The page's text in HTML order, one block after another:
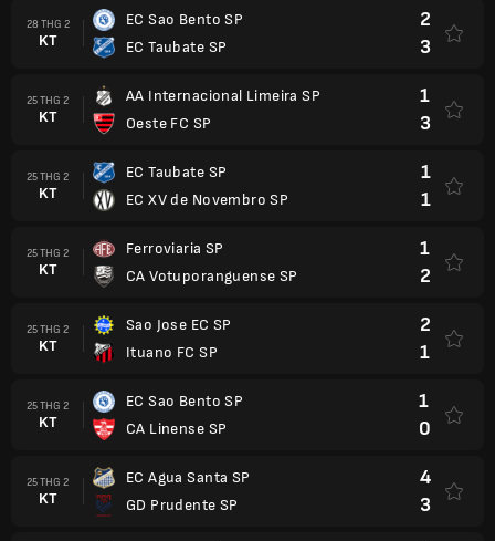
28 THG 2
KT
EC Sao Bento SP
EC Taubate SP
2
3
25 THG 2
KT
AA Internacional Limeira SP
Oeste FC SP
1
3
25 THG 2
KT
EC Taubate SP
EC XV de Novembro SP
1
1
25 THG 2
KT
Ferroviaria SP
CA Votuporanguense SP
1
2
25 THG 2
KT
Sao Jose EC SP
Ituano FC SP
2
1
25 THG 2
KT
EC Sao Bento SP
CA Linense SP
1
0
25 THG 2
KT
EC Agua Santa SP
GD Prudente SP
4
3